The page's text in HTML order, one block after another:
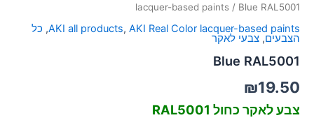
lacquer-based paints / Blue RAL5001
AKI all products, AKI Real Color lacquer-based paints
, כל
הצבעים, צבעי לאקר
Blue RAL5001
₪19.50
צבע לאקר כחול RAL5001